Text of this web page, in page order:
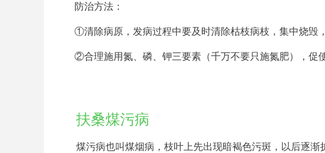
防治方法：
①清除病原，发病过程中要及时清除枯枝病枝，集中烧毁
②合理施用氮、磷、钾三要素（千万不要只施氮肥），促
扶桑煤污病
煤污病也叫煤烟病，枝叶上先出现暗褐色污斑，以后逐